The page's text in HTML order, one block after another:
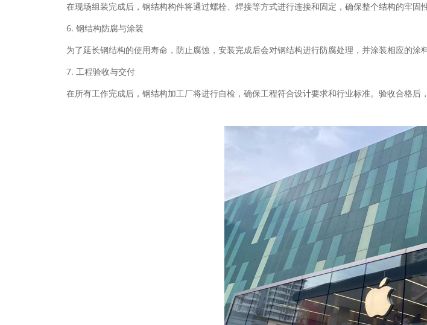
在现场组装完成后，钢结构构件将通过螺栓、焊接等方式进行连接和固定，确保整个结构的牢固性
6. 钢结构防腐与涂装
为了延长钢结构的使用寿命，防止腐蚀，安装完成后会对钢结构进行防腐处理，并涂装相应的涂料
7. 工程验收与交付
在所有工作完成后，钢结构加工厂将进行自检，确保工程符合设计要求和行业标准。验收合格后